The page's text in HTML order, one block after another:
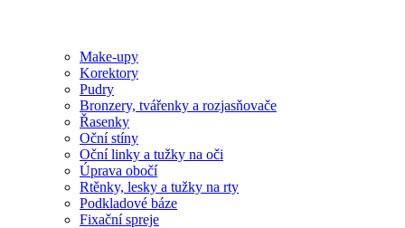
Make-upy
Korektory
Pudry
Bronzery, tvářenky a rozjasňovače
Řasenky
Oční stíny
Oční linky a tužky na oči
Úprava obočí
Rtěnky, lesky a tužky na rty
Podkladové báze
Fixační spreje